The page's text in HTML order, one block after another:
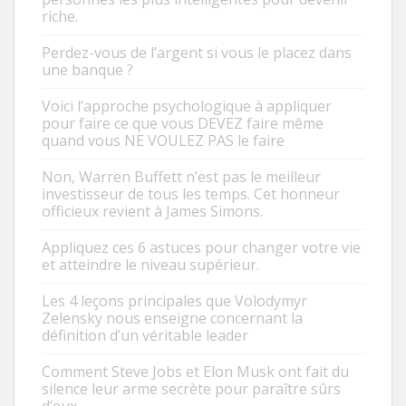
riche.
Perdez-vous de l’argent si vous le placez dans
une banque ?
Voici l’approche psychologique à appliquer
pour faire ce que vous DEVEZ faire même
quand vous NE VOULEZ PAS le faire
Non, Warren Buffett n’est pas le meilleur
investisseur de tous les temps. Cet honneur
officieux revient à James Simons.
Appliquez ces 6 astuces pour changer votre vie
et atteindre le niveau supérieur.
Les 4 leçons principales que Volodymyr
Zelensky nous enseigne concernant la
définition d’un véritable leader
Comment Steve Jobs et Elon Musk ont fait du
silence leur arme secrète pour paraître sûrs